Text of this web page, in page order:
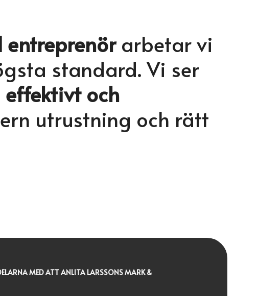
entreprenörarbetar vi
standard. Vi ser
effektivt och
utrustning och rätt
MED ATT ANLITA LARSSONS MARK &